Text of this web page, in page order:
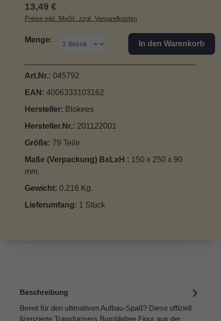
Regulärer Preis:
13,49 €
Preise inkl. MwSt. zzgl. Versandkosten
Menge: In den Warenkorb
Art.Nr.: 045792
EAN: 4006333103162
Hersteller: Blokees
Hersteller.Nr.: 201122001
Größe: 79 Teile
Maße (Verpackung) BxLxH : 150 x 250 x 90
mm.
Gewicht: 0.216 Kg.
Lieferumfang: 1 Stück
Beschreibung
Bereit für den ultimativen Aufbau-Spaß? Diese offiziell
lizenzierte Transformers Bumblebee Figur aus der